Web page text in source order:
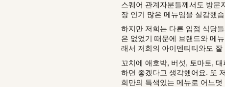
스퀘어 관계자분들께서도 방문
장 인기 많은 메뉴임을 실감했
하지만 저희는 다른 입점 식당
은 없었기 때문에 브랜드와 메
래서 저희의 아이덴티티와도
꼬치에 애호박, 버섯, 토마토,
하면 좋겠다고 생각했어요. 또
희만의 특색있는 메뉴로 어느